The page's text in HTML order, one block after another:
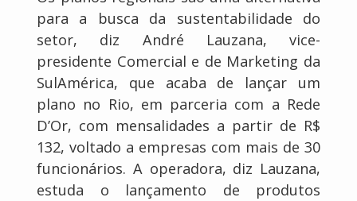
para a busca da sustentabilidade do
setor, diz André Lauzana, vice-
presidente Comercial e de Marketing da
SulAmérica, que acaba de lançar um
plano no Rio, em parceria com a Rede
D’Or, com mensalidades a partir de R$
132, voltado a empresas com mais de 30
funcionários. A operadora, diz Lauzana,
estuda o lançamento de produtos